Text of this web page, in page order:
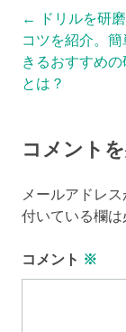
Post
← ドリルを研
コツを紹介。
きるおすすめ
とは？
コメント
メールアドレス
付いている欄
コメント ※